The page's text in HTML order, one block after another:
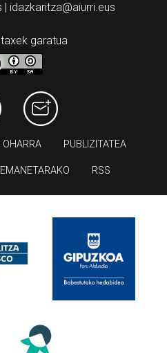
| idazkaritza@aiurri.eus
garatua
OHARRA PUBLIZITATEA
RSS